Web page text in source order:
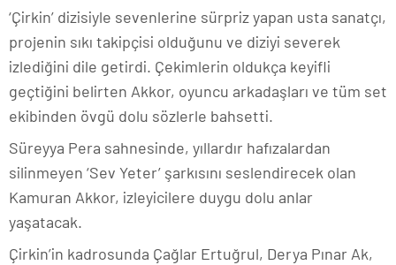
‘Çirkin’ dizisiyle sevenlerine sürpriz yapan usta sanatçı,
projenin sıkı takipçisi olduğunu ve diziyi severek
izlediğini dile getirdi. Çekimlerin oldukça keyifli
geçtiğini belirten Akkor, oyuncu arkadaşları ve tüm set
ekibinden övgü dolu sözlerle bahsetti.
Süreyya Pera sahnesinde, yıllardır hafızalardan
silinmeyen ‘Sev Yeter’ şarkısını seslendirecek olan
Kamuran Akkor, izleyicilere duygu dolu anlar
yaşatacak.
Çirkin’in kadrosunda Çağlar Ertuğrul, Derya Pınar Ak,